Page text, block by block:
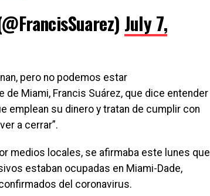
July 7,
pero no podemos estar
Miami, Francis Suárez, que dice entender
emplean su dinero y tratan de cumplir con
a cerrar”.
medios locales, se afirmaba este lunes que
estaban ocupadas en Miami-Dade,
del coronavirus.